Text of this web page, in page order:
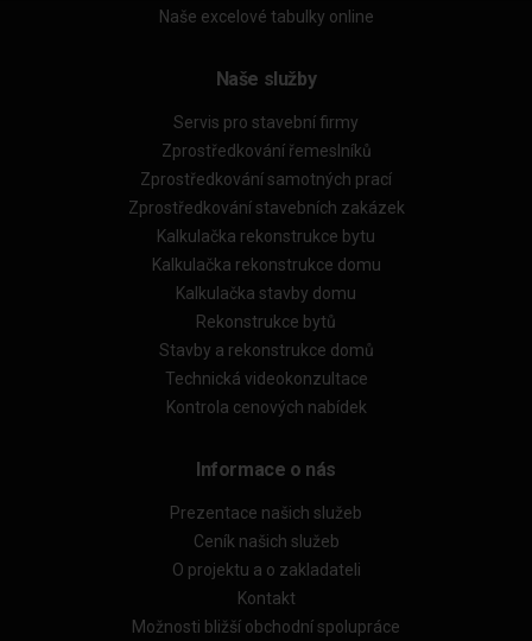
Naše excelové tabulky online
Naše služby
Servis pro stavební firmy
Zprostředkování řemeslníků
Zprostředkování samotných prací
Zprostředkování stavebních zakázek
Kalkulačka rekonstrukce bytu
Kalkulačka rekonstrukce domu
Kalkulačka stavby domu
Rekonstrukce bytů
Stavby a rekonstrukce domů
Technická videokonzultace
Kontrola cenových nabídek
Informace o nás
Prezentace našich služeb
Ceník našich služeb
O projektu a o zakladateli
Kontakt
Možnosti bližší obchodní spolupráce